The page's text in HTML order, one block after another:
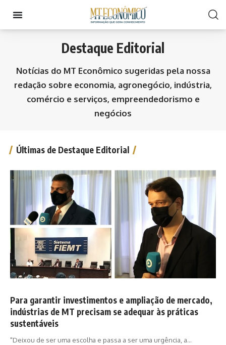
Destaque Editorial
Notícias do MT Econômico sugeridas pela nossa
redação sobre economia, agronegócio, indústria,
comércio e serviços, empreendedorismo e
negócios
Últimas de Destaque Editorial
Para garantir investimentos e ampliação de mercado,
indústrias de MT precisam se adequar às práticas
sustentáveis
"Deixou de ser uma escolha e passa a ser uma urgência, a…